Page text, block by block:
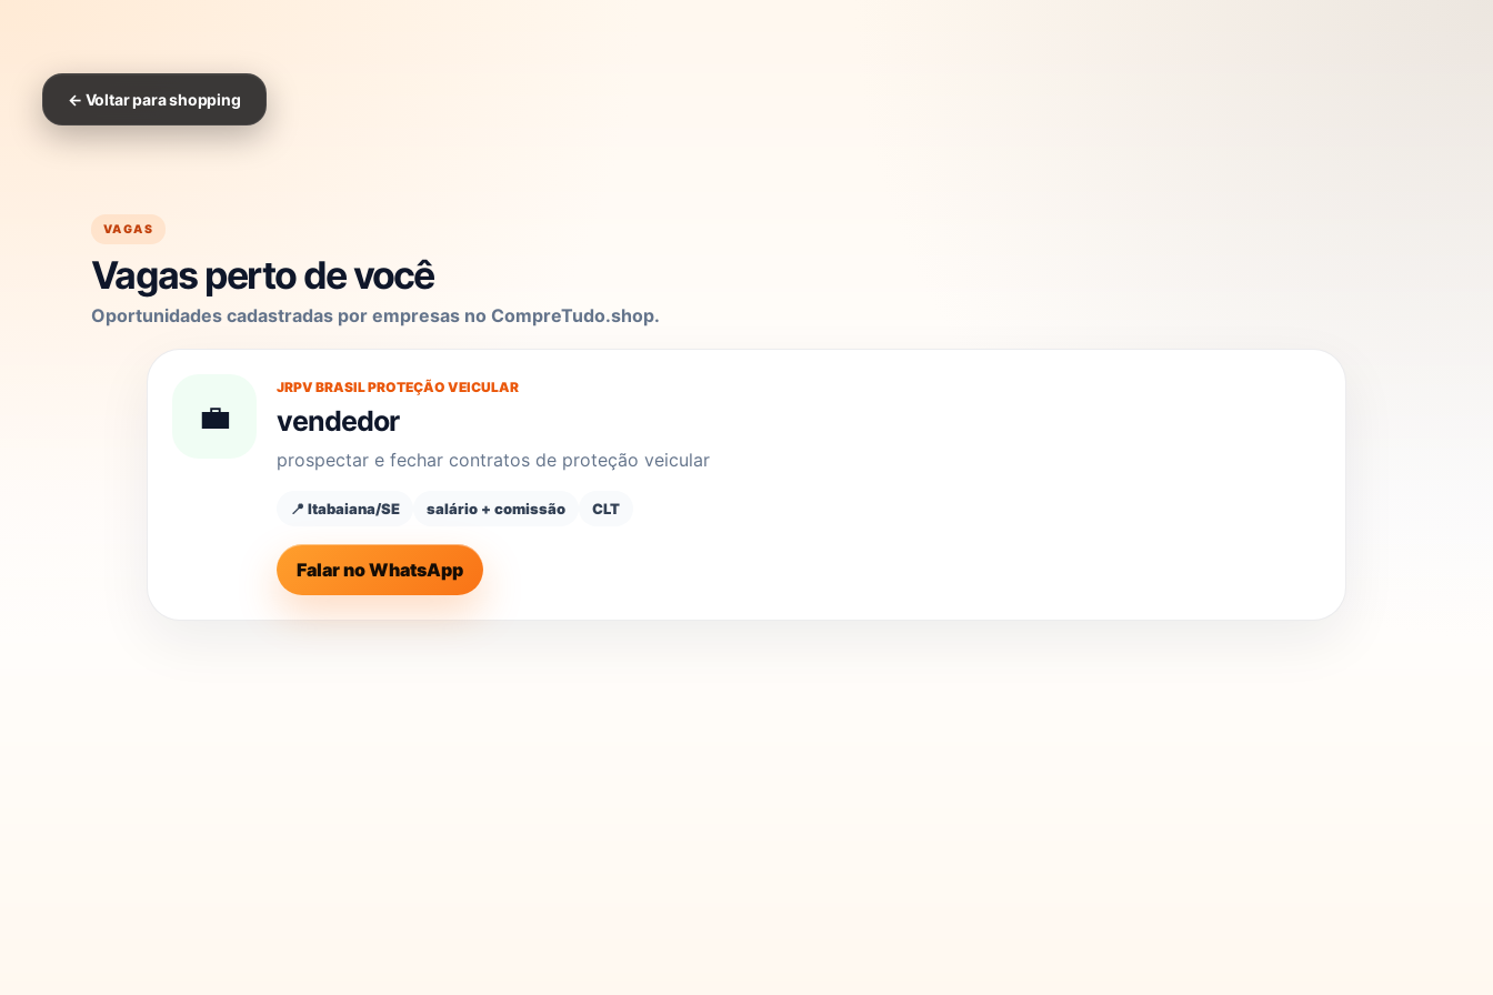
← Voltar para shopping
VAGAS
Vagas perto de você
Oportunidades cadastradas por empresas no CompreTudo.shop.
💼
JRPV BRASIL PROTEÇÃO VEICULAR
vendedor
prospectar e fechar contratos de proteção veicular
📍 Itabaiana/SE salário + comissão CLT
Falar no WhatsApp